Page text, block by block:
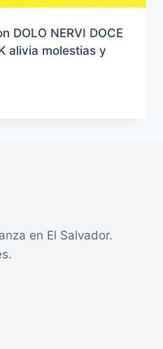
DOLO NERVI DOCE
alivia molestias y
en El Salvador.